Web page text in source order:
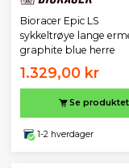
Bioracer Epic LS
sykkeltrøye lange
graphite blue herre
1.329,00 kr
Se produktet
1-2 hverdager